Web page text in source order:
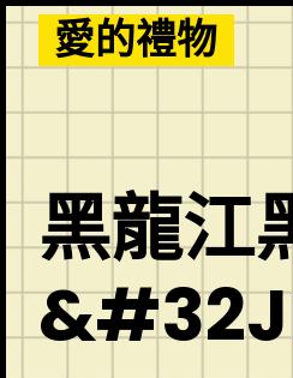
Skip
to
content
愛的禮物
黑龍江